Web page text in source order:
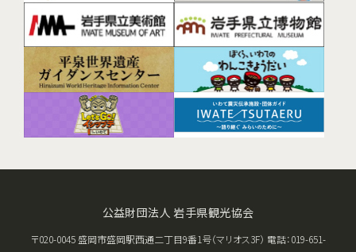
公益財団法人 岩手県観光協会
〒020-0045 盛岡市盛岡駅西通二丁目9番1号（マリオス3F） 電話：019-651-